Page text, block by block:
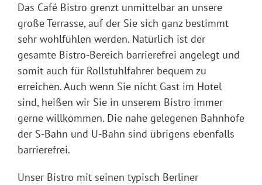
Das Café Bistro grenzt unmittelbar an unsere
große Terrasse, auf der Sie sich ganz bestimmt
sehr wohlfühlen werden. Natürlich ist der
gesamte Bistro-Bereich barrierefrei angelegt und
somit auch für Rollstuhlfahrer bequem zu
erreichen. Auch wenn Sie nicht Gast im Hotel
sind, heißen wir Sie in unserem Bistro immer
gerne willkommen. Die nahe gelegenen Bahnhöfe
der S-Bahn und U-Bahn sind übrigens ebenfalls
barrierefrei.
Unser Bistro mit seinen typisch Berliner